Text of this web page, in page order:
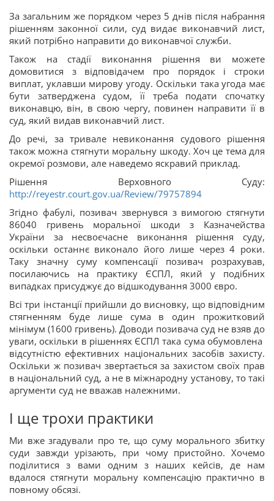
За загальним же порядком через 5 днів після набрання
рішенням законної сили, суд видає виконавчий лист,
який потрібно направити до виконавчої служби.
Також на стадії виконання рішення ви можете
домовитися з відповідачем про порядок і строки
виплат, уклавши мирову угоду. Оскільки така угода має
бути затверджена судом, її треба подати спочатку
виконавцю, він, в свою чергу, повинен направити її в
суд, який видав виконавчий лист.
До речі, за тривале невиконання судового рішення
також можна стягнути моральну шкоду. Хоч це тема для
окремої розмови, але наведемо яскравий приклад.
Рішення Верховного Суду:
http://reyestr.court.gov.ua/Review/79757894
Згідно фабулі, позивач звернувся з вимогою стягнути
86040 гривень моральної шкоди з Казначейства
України за несвоєчасне виконання рішення суду,
оскільки останнє виконало його лише через 4 роки.
Таку значну суму компенсації позивач розрахував,
посилаючись на практику ЄСПЛ, який у подібних
випадках присуджує до відшкодування 3000 євро.
Всі три інстанції прийшли до висновку, що відповідним
стягненням буде лише сума в один прожитковий
мінімум (1600 гривень). Доводи позивача суд не взяв до
уваги, оскільки в рішеннях ЄСПЛ така сума обумовлена ​​
відсутністю ефективних національних засобів захисту.
Оскільки ж позивач звертається за захистом своїх прав
в національний суд, а не в міжнародну установу, то такі
аргументи суд не вважав належними.
І ще трохи практики
Ми вже згадували про те, що суму морального збитку
суди завжди урізають, при чому пристойно. Хочемо
поділитися з вами одним з наших кейсів, де нам
вдалося стягнути моральну компенсацію практично в
повному обсязі.